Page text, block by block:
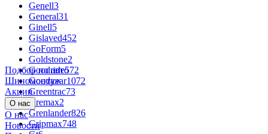
Genell3
General31
Ginell5
Gislaved452
GoForm5
Goldstone2
Goodride572
Goodyear1072
Greentrac73
Gremax2
Grenlander826
Gripmax748
Подбор по авто
Шиномонтаж
Акции
О нас
О нас
Новости